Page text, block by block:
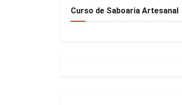
Curso de Saboaria Artesanal